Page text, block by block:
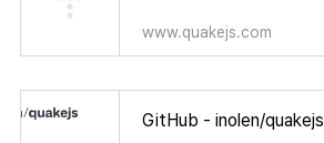
www.quakejs.com
GitHub - inolen/quakejs